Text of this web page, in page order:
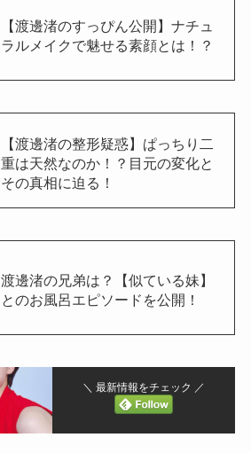
【渡邊渚のすっぴん公開】ナチュ
ラルメイクで魅せる素顔とは！？
【渡邊渚の整形疑惑】ぱっちり二
重は天然なのか！？目元の変化と
その真相に迫る！
渡邊渚の兄弟は？【似ている妹】
とのお風呂エピソードを公開！
＼ 最新情報をチェック ／